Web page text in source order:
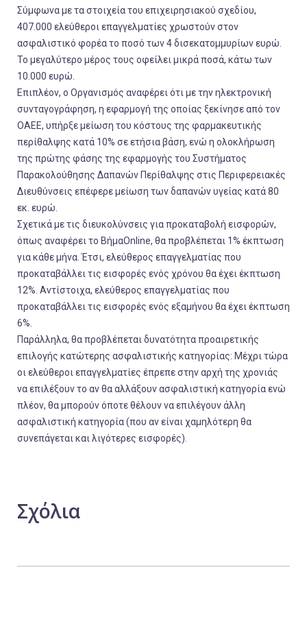
Σύμφωνα με τα στοιχεία του επιχειρησιακού σχεδίου,
407.000 ελεύθεροι επαγγελματίες χρωστούν στον
ασφαλιστικό φορέα το ποσό των 4 δισεκατομμυρίων ευρώ.
Το μεγαλύτερο μέρος τους οφείλει μικρά ποσά, κάτω των
10.000 ευρώ.
Επιπλέον, ο Οργανισμός αναφέρει ότι με την ηλεκτρονική
συνταγογράφηση, η εφαρμογή της οποίας ξεκίνησε από τον
ΟΑΕΕ, υπήρξε μείωση του κόστους της φαρμακευτικής
περίθαλψης κατά 10% σε ετήσια βάση, ενώ η ολοκλήρωση
της πρώτης φάσης της εφαρμογής του Συστήματος
Παρακολούθησης Δαπανών Περίθαλψης στις Περιφερειακές
Διευθύνσεις επέφερε μείωση των δαπανών υγείας κατά 80
εκ. ευρώ.
Σχετικά με τις διευκολύνσεις για προκαταβολή εισφορών,
όπως αναφέρει το BήμαOnline, θα προβλέπεται 1% έκπτωση
για κάθε μήνα. Έτσι, ελεύθερος επαγγελματίας που
προκαταβάλλει τις εισφορές ενός χρόνου θα έχει έκπτωση
12%. Αντίστοιχα, ελεύθερος επαγγελματίας που
προκαταβάλλει τις εισφορές ενός εξαμήνου θα έχει έκπτωση
6%.
Παράλληλα, θα προβλέπεται δυνατότητα προαιρετικής
επιλογής κατώτερης ασφαλιστικής κατηγορίας: Μέχρι τώρα
οι ελεύθεροι επαγγελματίες έπρεπε στην αρχή της χρονιάς
να επιλέξουν το αν θα αλλάξουν ασφαλιστική κατηγορία ενώ
πλέον, θα μπορούν όποτε θέλουν να επιλέγουν άλλη
ασφαλιστική κατηγορία (που αν είναι χαμηλότερη θα
συνεπάγεται και λιγότερες εισφορές).
Σχόλια